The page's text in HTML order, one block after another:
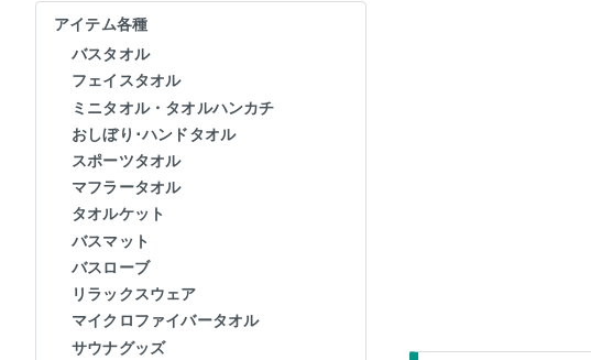
アイテム各種
バスタオル
フェイスタオル
ミニタオル・タオルハンカチ
おしぼり･ハンドタオル
スポーツタオル
マフラータオル
タオルケット
バスマット
バスローブ
リラックスウェア
マイクロファイバータオル
サウナグッズ